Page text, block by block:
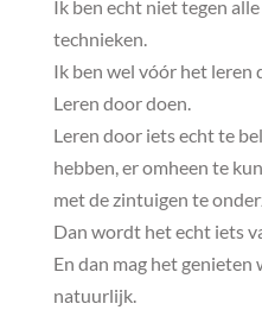
Ik ben echt niet tegen
technieken.
Ik ben wel vóór het leren
Leren door doen.
Leren door iets echt te
hebben, er omheen te
met de zintuigen te
Dan wordt het echt iets
En dan mag het genieten
natuurlijk.